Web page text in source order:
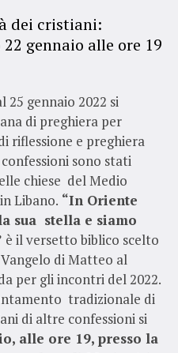
dei cristiani:
gennaio alle ore 19
25 gennaio 2022 si
di preghiera per
riflessione e preghiera
sono stati
chiese del Medio
Libano. “In Oriente
sua stella e siamo
è il versetto biblico scelto
di Matteo al
per gli incontri del 2022.
tradizionale di
di altre confessioni si
alle ore 19, presso la